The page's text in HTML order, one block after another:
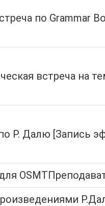
по Grammar
встреча на
Р. Далю [Запись